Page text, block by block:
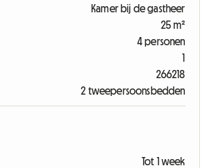
Kamer bij de gastheer
25 m²
4 personen
1
266218
2 tweepersoonsbedden
Tot 1 week